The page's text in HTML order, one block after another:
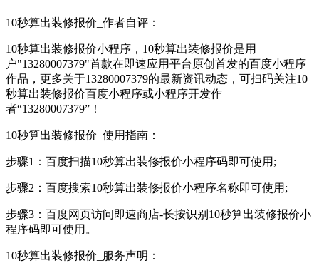
10秒算出装修报价_作者自评：
10秒算出装修报价小程序，10秒算出装修报价是用
户"13280007379"首款在即速应用平台原创首发的百度小程序
作品，更多关于13280007379的最新资讯动态，可扫码关注10
秒算出装修报价百度小程序或小程序开发作
者“13280007379”！
10秒算出装修报价_使用指南：
步骤1：百度扫描10秒算出装修报价小程序码即可使用;
步骤2：百度搜索10秒算出装修报价小程序名称即可使用;
步骤3：百度网页访问即速商店-长按识别10秒算出装修报价小
程序码即可使用。
10秒算出装修报价_服务声明：